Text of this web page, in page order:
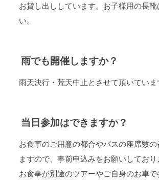
お貸し出ししています。お子様用の長靴
い。
雨でも開催しますか？
雨天決行・荒天中止とさせて頂いていま
当日参加はできますか？
お食事のご用意の都合やバスの座席数の
ますので、事前申込みをお願いしており
お食事が別途のツアーやご自身のお車で